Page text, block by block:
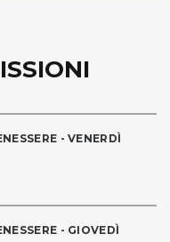
- VENERDÌ
- GIOVEDÌ